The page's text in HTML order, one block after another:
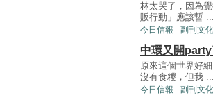
林太哭了，因為
販行動」應該暫 ...
今日信報 副刊文化
中環又開party
原來這個世界好
沒有食糭，但我 ...
今日信報 副刊文化